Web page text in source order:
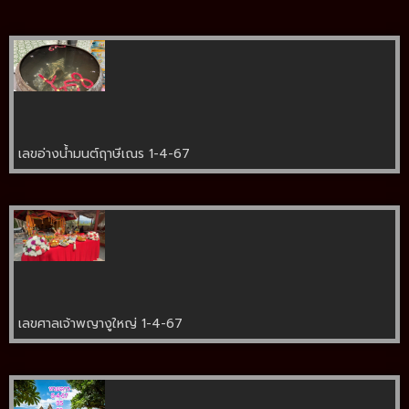
เลขอ่างน้ำมนต์ฤาษีเณร 1-4-67
เลขศาลเจ้าพญางูใหญ่ 1-4-67